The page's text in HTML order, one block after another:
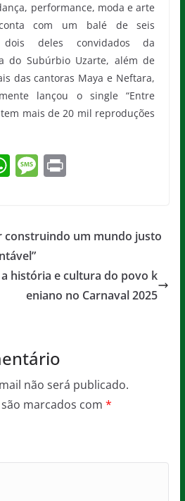
performance, moda e arte
com um balé de seis
dois deles convidados da
do Subúrbio Uzarte, além de
das cantoras Maya e Neftara,
lançou o single “Entre
tem mais de 20 mil reproduções
W
s
A
p
M
a
e
Pr
construindo um mundo justo
história e cultura do povo k
eniano no Carnaval 2025
não será publicado.
marcados com *